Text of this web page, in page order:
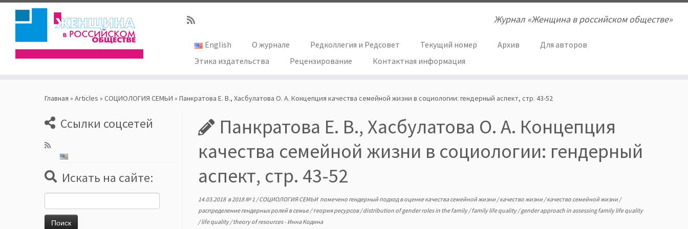
Журнал «Женщина в российском обществе»
English О журнале Редколлегия и Редсовет Текущий номер Архив
Для авторов
Этика издательства
Рецензирование Контактная информация
Главная » Articles » СОЦИОЛОГИЯ СЕМЬИ » Панкратова Е. В., Хасбулатова О. А. Концепция качества семейной жизни в социологии: гендерный аспект, стр. 43-52
Ссылки соцсетей
Искать на сайте:
Панкратова Е. В., Хасбулатова О. А. Концепция
качества семейной жизни в социологии: гендерный
аспект, стр. 43-52
14.03.2018в2018 № 1 /СОЦИОЛОГИЯ СЕМЬИ помечено гендерный подход в оценке качества семейной жизни /качество жизни /качество семейной жизни /
распределение гендерных ролей в семье/теория ресурсов/distribution of gender roles in the family/family life quality/gender approach in assessing family life quality
/life quality/theory of resources- Инна Кодина